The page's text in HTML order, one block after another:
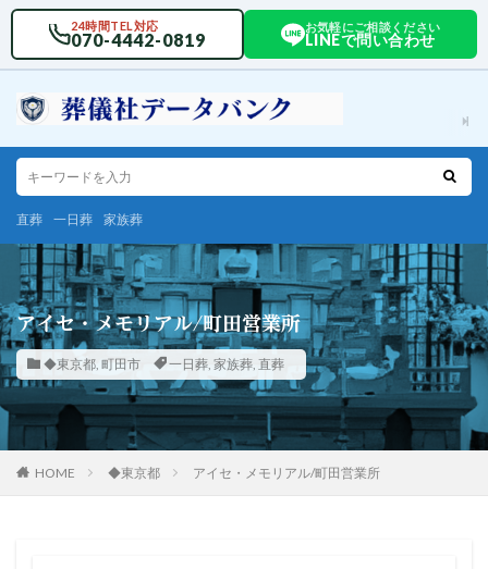
24時間TEL対応
070-4442-0819
お気軽にご相談ください
LINEで問い合わせ
直葬 一日葬 家族葬
アイセ・メモリアル/町田営業所
◆東京都, 町田市 一日葬, 家族葬, 直葬
HOME ◆東京都 アイセ・メモリアル/町田営業所